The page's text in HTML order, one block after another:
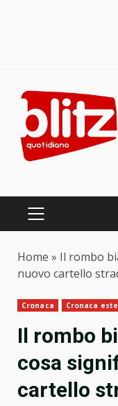
content
PRIMARY
Home » Il rombo
nuovo cartello
Cronaca Cronaca
Il rombo
cosa
cartello